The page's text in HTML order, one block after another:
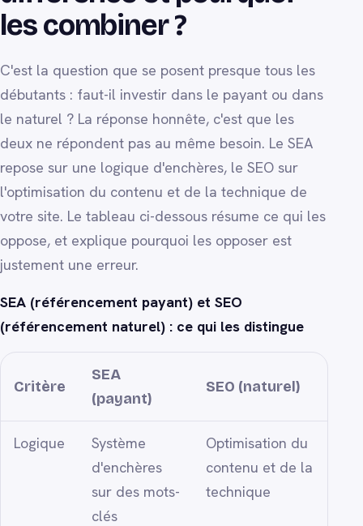
les combiner ?
C'est la question que se posent presque tous les
débutants : faut-il investir dans le payant ou dans
le naturel ? La réponse honnête, c'est que les
deux ne répondent pas au même besoin. Le SEA
repose sur une logique d'enchères, le SEO sur
l'optimisation du contenu et de la technique de
votre site. Le tableau ci-dessous résume ce qui les
oppose, et explique pourquoi les opposer est
justement une erreur.
SEA (référencement payant) et SEO
(référencement naturel) : ce qui les distingue
Critère
SEA
(payant)
SEO (naturel)
Logique
Système
d'enchères
sur des mots-
clés
Optimisation du
contenu et de la
technique